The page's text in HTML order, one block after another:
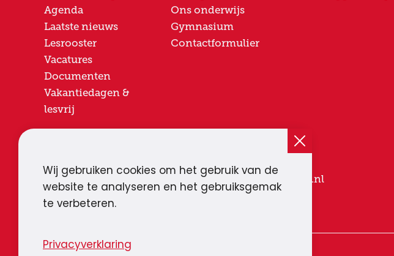
Wij gebruiken cookies om het gebruik van de
website te analyseren en het gebruiksgemak
te verbeteren.
Privacyverklaring
Agenda
Laatste nieuws
Lesrooster
Vacatures
Documenten
Vakantiedagen &
lesvrij
Ons onderwijs
Gymnasium
Contactformulier
2922 CX
Krimpen aan den IJssel
post@kwcollege.nl